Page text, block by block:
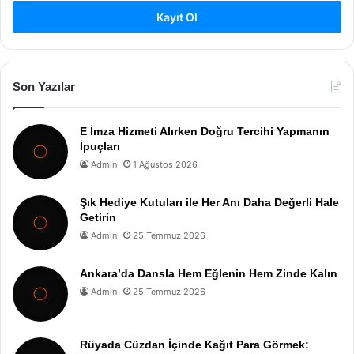
Kayıt Ol
Son Yazılar
E İmza Hizmeti Alırken Doğru Tercihi Yapmanın
İpuçları
Admin 1 Ağustos 2026
Şık Hediye Kutuları ile Her Anı Daha Değerli Hale
Getirin
Admin 25 Temmuz 2026
Ankara’da Dansla Hem Eğlenin Hem Zinde Kalın
Admin 25 Temmuz 2026
Rüyada Cüzdan İçinde Kağıt Para Görmek: